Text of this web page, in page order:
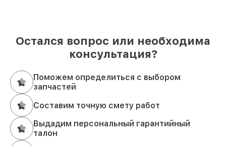
Остался вопрос или необходима
консультация?
Поможем определиться с выбором
запчастей
Составим точную смету работ
Выдадим персональный гарантийный
талон